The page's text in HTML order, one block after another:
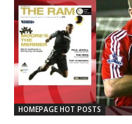
HOMEPAGE HOT POSTS